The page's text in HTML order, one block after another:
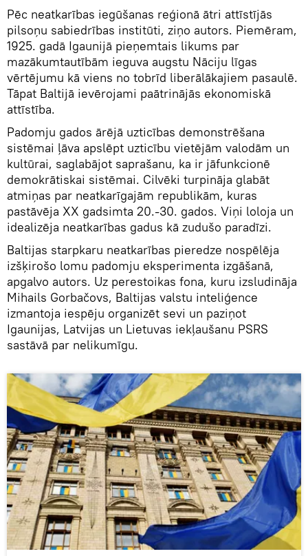
Pēc neatkarības iegūšanas reģionā ātri attīstījās
pilsoņu sabiedrības institūti, ziņo autors. Piemēram,
1925. gadā Igaunijā pieņemtais likums par
mazākumtautībām ieguva augstu Nāciju līgas
vērtējumu kā viens no tobrīd liberālākajiem pasaulē.
Tāpat Baltijā ievērojami paātrinājās ekonomiskā
attīstība.
Padomju gados ārējā uzticības demonstrēšana
sistēmai ļāva apslēpt uzticību vietējām valodām un
kultūrai, saglabājot saprašanu, ka ir jāfunkcionē
demokrātiskai sistēmai. Cilvēki turpināja glabāt
atmiņas par neatkarīgajām republikām, kuras
pastāvēja XX gadsimta 20.-30. gados. Viņi loloja un
idealizēja neatkarības gadus kā zudušo paradīzi.
Baltijas starpkaru neatkarības pieredze nospēlēja
izšķirošo lomu padomju eksperimenta izgāšanā,
apgalvo autors. Uz perestoikas fona, kuru izsludināja
Mihails Gorbačovs, Baltijas valstu inteliģence
izmantoja iespēju organizēt sevi un paziņot
Igaunijas, Latvijas un Lietuvas iekļaušanu PSRS
sastāvā par nelikumīgu.